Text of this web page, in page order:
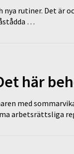
rutiner. Det är
…
här
med
arbetsrättsliga